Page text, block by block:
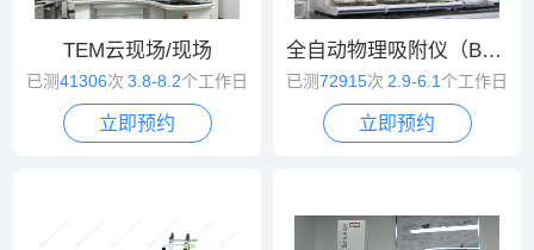
TEM云现场/现场
已测41306次 3.8-8.2个工作日
立即预约
全自动物理吸附仪（BET）
已测72915次 2.9-6.1 个工作日
立即预约